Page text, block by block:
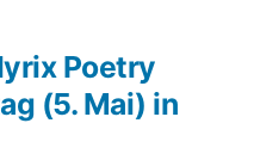
Poetry
(5. Mai) in